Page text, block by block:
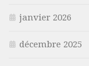
janvier 2026
décembre 2025